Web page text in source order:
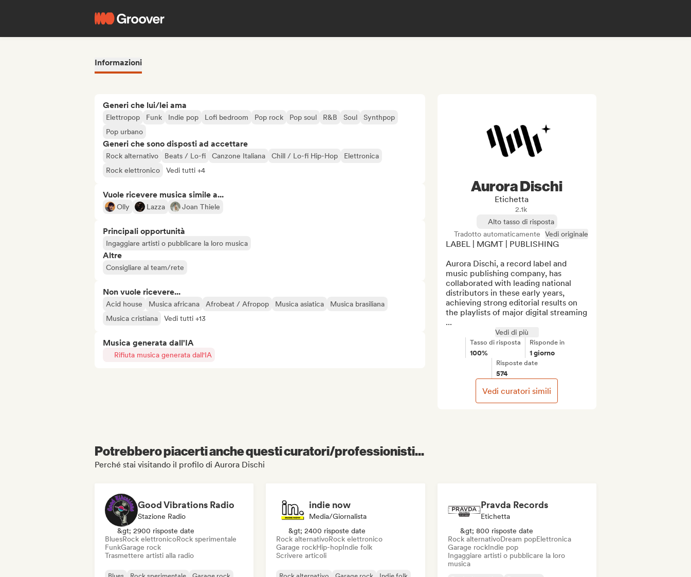
Informazioni
Generi che lui/lei ama
Elettropop Funk Indie pop Lofi bedroom Pop rock Pop soul R&B Soul
Synthpop
Pop urbano
Generi che sono disposti ad accettare
Rock alternativo Beats / Lo-fi Canzone Italiana Chill / Lo-fi Hip-Hop
Elettronica
Rock elettronico
Vedi tutti +4
Vuole ricevere musica simile a...
Olly Lazza Joan Thiele
Principali opportunità
Ingaggiare artisti o pubblicare la loro musica
Altre
Consigliare al team/rete
Non vuole ricevere...
Acid house Musica africana Afrobeat / Afropop Musica asiatica
Musica brasiliana
Musica cristiana
Vedi tutti +13
Musica generata dall'IA
Rifiuta musica generata dall'IA
Aurora Dischi
Etichetta
2.1k
Alto tasso di risposta
Tradotto automaticamente
Vedi originale
LABEL | MGMT | PUBLISHING
Aurora Dischi, a record label and
music publishing company, has
collaborated with leading national
distributors in these early years,
achieving strong editorial results on
the playlists of major digital streaming
...
Vedi di più
Tasso di risposta
100%
Risponde in
1 giorno
Risposte date
574
Vedi curatori simili
Potrebbero piacerti anche questi curatori/professionisti...
Perché stai visitando il profilo di Aurora Dischi
Good Vibrations Radio
Stazione Radio
&gt; 2900 risposte date
BluesRock elettronicoRock sperimentale
FunkGarage rock
Trasmettere artisti alla radio
indie now
Media/Giornalista
&gt; 2400 risposte date
Rock alternativoRock elettronico
Garage rockHip-hopIndie folk
Scrivere articoli
Pravda Records
Etichetta
&gt; 800 risposte date
Rock alternativoDream popElettronica
Garage rockIndie pop
Ingaggiare artisti o pubblicare la loro
musica